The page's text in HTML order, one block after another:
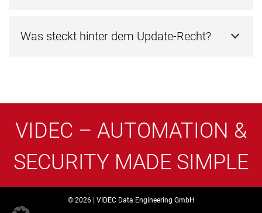
Was steckt hinter dem Update-Recht?
VIDEC – AUTOMATION &
SECURITY MADE SIMPLE
© 2026 | VIDEC Data Engineering GmbH